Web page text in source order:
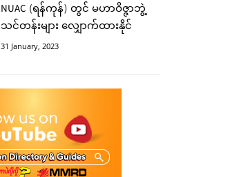
NUAC (ရန်ကုန်) တွင် မဟာဝိဇ္ဇာဘွဲ့
သင်တန်းများ လျှောက်ထားနိုင်
31 January, 2023